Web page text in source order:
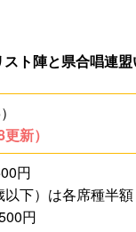
バリ
鑑賞
ト陣と県合唱連
新）
円
）は各席種半額
円